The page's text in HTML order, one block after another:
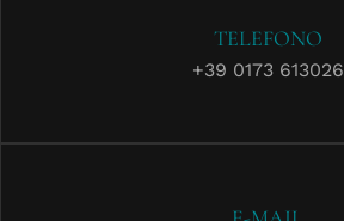
TELEFONO
+39 0173 613026